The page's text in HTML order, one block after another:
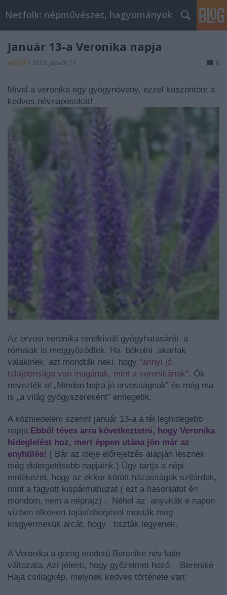
Netfolk: népművészet, hagyományok
Január 13-a Veronika napja
netfolk • 2013. január 11. 0
Mivel a veronika egy gyógynövény, ezzel köszöntöm a
kedves névnaposokat!
Az orvosi veronika rendkívüli gyógyhatásáról a
rómaiak is meggyőződtek. Ha bókolni akartak
valakinek, azt mondták neki, hogy "annyi jó
tulajdonsága van magának, mint a veronikának". Ők
nevezték el „Minden bajra jó orvosságnak” és még ma
is „a világ gyógyszereként” emlegetik.
A közhiedelem szerint január 13-a a tél leghidegebb
napja.Ebből téves arra következtetni, hogy Veronika
hideglelést hoz, mert éppen utána jön már az
enyhülés! ( Bár az ideje előrejelzés alapján lesznek
még didergetősebb napjaink.) Úgy tartja a népi
emlékezet, hogy az ekkor kötött házasságok szilárdak,
mint a fagyott kispármahuzat ( ezt a hasonlatot én
mondom, nem a néprajz) . Néhol az anyukák e napon
vízben elkevert tojásfehérjével mosták meg
kisgyermekük arcát, hogy tiszták legyenek.
A Veronika a görög eredetű Bereniké név latin
változata. Azt jelenti, hogy győzelmet hozó. Bereniké
Haja csillagkép, melynek kedves története van: